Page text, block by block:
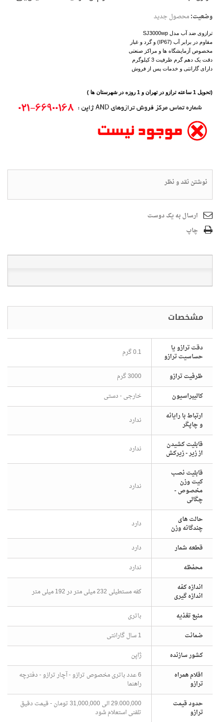
وضعیت:محصول جدید
ترازوی ضد آب مدل SJ3000wp
مقاوم در برابر آب (IP67) و گرد و غبار
مخصوص آزمایشگاه ها و مراکز صنعتی
دقت یک دهم گرم ظرفیت 3 کیلوگرم
دارای گارانتی و خدمات پس از فروش
(تحویل 1 ساعته ترازو در تهران و 1 روزه در شهرستان ها )
نوشتن نقد و نظر
ارسال به یک دوست
چاپ
دقت ترازو یا
حساسیت ترازو
0.1 گرم
ظرفیت ترازو
3000 گرم
کالیبراسیون
خارجی - دستی
ارتباط با رایانه
و چاپگر
ندارد
قابلیت کشیدن
از زیر - زیرکش
ندارد
قابلیت نصب
کیت وزن
مخصوص -
چگالی
ندارد
حالت های
چندگانه وزن
دارد
قطعه شمار
دارد
محفظه
ندارد
اندازه کفه
اندازه گیری
کفه مستطیلی 232 میلی متر در 192 میلی متر
منبع تغذیه
باتری
ضمانت
1 سال گارانتی
کشور سازنده
ژاپن
اقلام همراه
ترازو
6 عدد باتری مخصوص ترازو - آچار ترازو - دفترچه
راهنما
حدود قیمت
ترازو
29.000,000 الی 31,000,000 تومان - قیمت دقیق
تلفنی استعلام شود